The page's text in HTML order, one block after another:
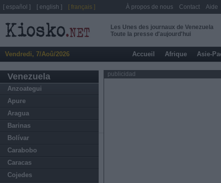
Les Unes des journaux de Venezuela
Toute la presse d'aujourd'hui
Vendredi, 7/Aoû/2026 Accueil Afrique Asie-
Venezuela
Anzoategui
Apure
Aragua
Barinas
Bolívar
Carabobo
Caracas
Cojedes
publicidad
[ español ] [ english ] [ français ] À propos de nous Contact Aide